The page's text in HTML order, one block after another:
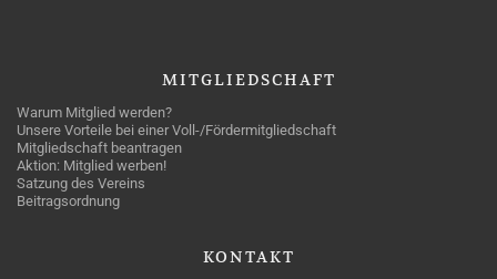
MITGLIEDSCHAFT
Warum Mitglied werden?
Unsere Vorteile bei einer Voll-/Fördermitgliedschaft
Mitgliedschaft beantragen
Aktion: Mitglied werben!
Satzung des Vereins
Beitragsordnung
KONTAKT